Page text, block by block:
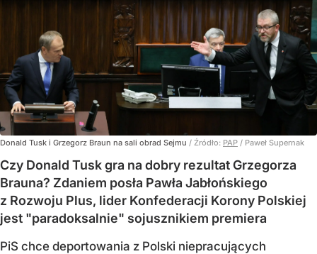
Donald Tusk i Grzegorz Braun na sali obrad Sejmu / Źródło: PAP / Paweł Supernak
Czy Donald Tusk gra na dobry rezultat Grzegorza
Brauna? Zdaniem posła Pawła Jabłońskiego
z Rozwoju Plus, lider Konfederacji Korony Polskiej
jest "paradoksalnie" sojusznikiem premiera
PiS chce deportowania z Polski niepracujących